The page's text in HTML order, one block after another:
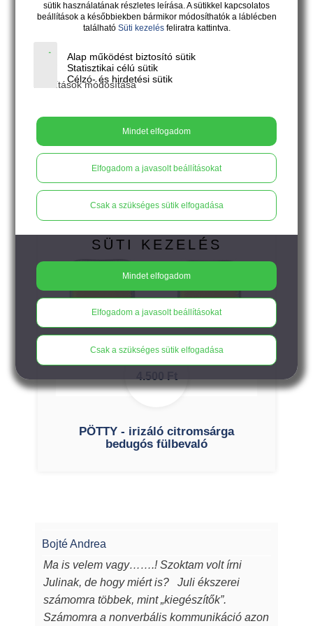
4.500Ft
PÖTTY - irizáló napsárga bedugós
PÖTTY - irizáló citromsárga
bedugós fülbevaló
Bojté Andrea
Ma is velem vagy…….! Szoktam volt írni
Julinak, de hogy miért is? Juli ékszerei
számomra többek, mint „kiegészítők”.
Számomra a nonverbális kommunikáció azon
sütik használatának részletes leírása. A sütikkel kapcsolatos
beállítások a későbbiekben bármikor módosíthatók a láblécben
található Süti kezelésfeliratra kattintva.
Alap működést biztosító sütik
Statisztikai célú sütik
Célzó- és hirdetési sütik
Beállítások módosítása
Mindet elfogadom
Elfogadom a javasolt beállításokat
Csak a szükséges sütik elfogadása
SÜTI KEZELÉS
Mindet elfogadom
Elfogadom a javasolt beállításokat
Csak a szükséges sütik elfogadása